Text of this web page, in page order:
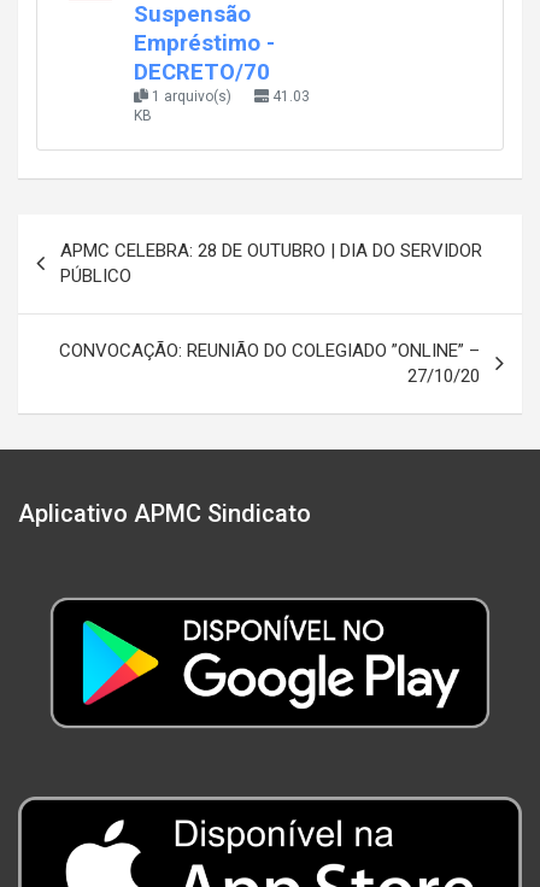
Suspensão
Empréstimo -
DECRETO/70
1 arquivo(s)
41.03
KB
de
Post
APMC CELEBRA: 28 DE OUTUBRO | DIA DO SERVIDOR
PÚBLICO
CONVOCAÇÃO: REUNIÃO DO COLEGIADO ”ONLINE” –
27/10/20
Aplicativo APMC Sindicato